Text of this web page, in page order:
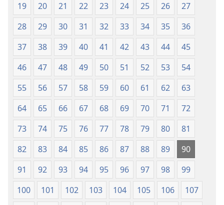
19
20 21 22 23 24 25 26
27
28
29 30 31 32 33 34 35
36
37
38 39 40 41 42 43 44
45
46
47 48 49 50 51 52 53
54
55
56 57 58 59 60 61 62
63
64
65 66 67 68 69 70 71
72
73
74 75 76 77 78 79 80
81
82
83 84 85 86 87 88 89
90
91
92 93 94 95 96 97 98
99
100
101 102 103 104 105 106
107